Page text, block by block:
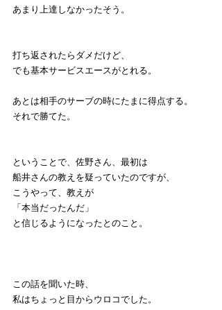
あまり上達しなかったそう。
打ち返されたらダメだけど、
でも基本サービスエースがとれる。
あとは相手のサーブの時にたまに得点する。
それで勝てた。
ということで、佐野さん、最初は
船井さんの教えを疑っていたのですが、
こうやって、教えが
「本当だったんだ」
と信じるようになったとのこと。
この話を聞いた時、
私はちょっと目からウロコでした。